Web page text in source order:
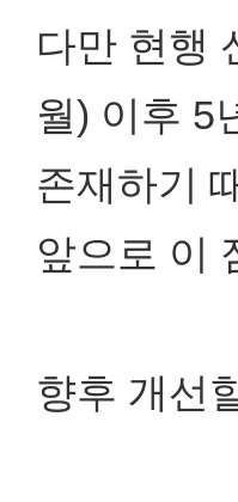
다만 현행
월) 이후 5
존재하기
앞으로 이
향후 개선